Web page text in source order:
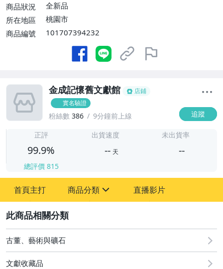
商品狀況
全新品
所在地區
桃園市
商品編號
101707394232
金成記懷舊文獻館
店鋪
實名驗證
粉絲數 386 9分鐘前上線 追蹤
正評
99.9%
總評價 815
出貨速度
-- 天
未出貨率
--
首頁主打 商品分類
其它
直播影片
古董、藝術與礦石
文獻收藏品